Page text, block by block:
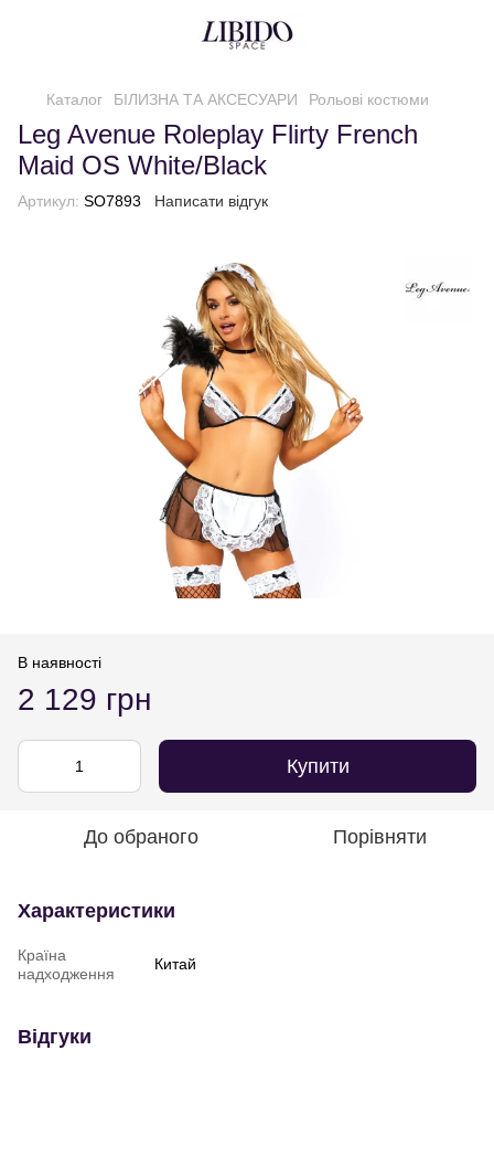
Каталог БІЛИЗНА ТА АКСЕСУАРИ Рольові костюми
Leg Avenue Roleplay Flirty French
Maid OS White/Black
Артикул: SO7893 Написати відгук
В наявності
2 129 грн
Купити
До обраного Порівняти
Характеристики
Країна
надходження
Китай
Відгуки